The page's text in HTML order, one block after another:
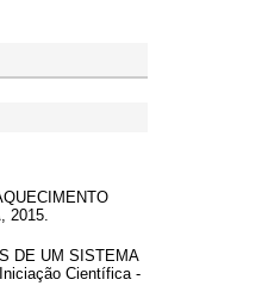
2015.
DE UM SISTEMA
Científica -